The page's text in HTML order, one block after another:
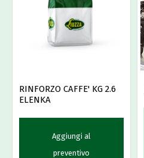
RINFORZO CAFFE' KG 2.6
ELENKA
Aggiungi al
preventivo